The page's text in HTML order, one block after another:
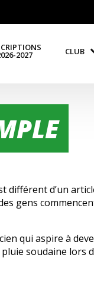
2027 CLUB
différent d’un
gens
qui aspire à
soudaine lors